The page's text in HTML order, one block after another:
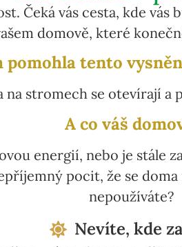
Čeká vás cesta, kde
domově, které
pomohla tento
na stromech se otevírají a
A co váš
energií, nebo je stále
pocit, že se
nepoužíváte?
Nevíte, kde